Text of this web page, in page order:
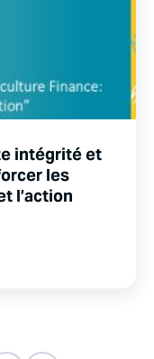
intégrité et
les
l’action